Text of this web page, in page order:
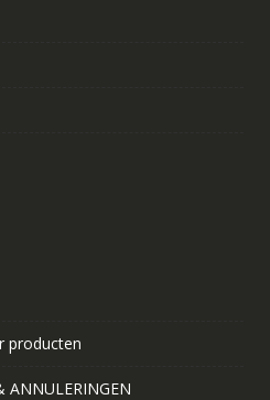
producten
ANNULERINGEN